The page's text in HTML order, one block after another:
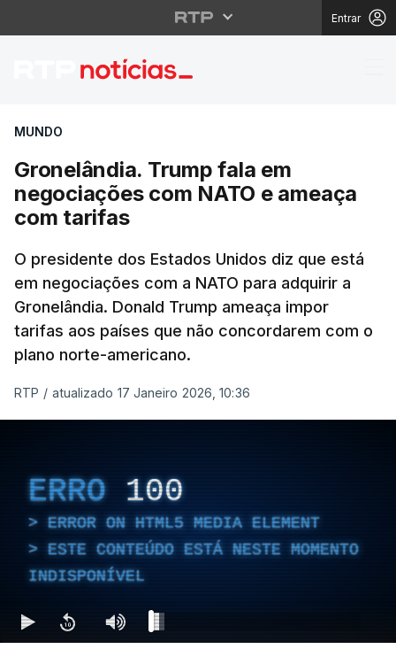
Entrar
Gronelândia. Trump
MUNDO
Gronelândia. Trump fala em
negociações com NATO e ameaça
com tarifas
O presidente dos Estados Unidos diz que está
em negociações com a NATO para adquirir a
Gronelândia. Donald Trump ameaça impor
tarifas aos países que não concordarem com o
plano norte-americano.
RTP / atualizado 17 Janeiro 2026, 10:36
ERRO 100
ERROR ON HTML5 MEDIA ELEMENT
ESTE CONTEÚDO ESTÁ NESTE MOMENTO
INDISPONÍVEL